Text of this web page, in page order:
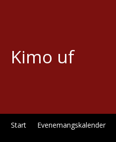
Kimo uf
Start Evenemangskalender